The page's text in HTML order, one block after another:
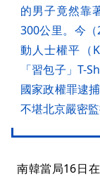
的男子竟然靠
300公里。今
動人士權平（
「習包子」T-
國家政權罪逮
不堪北京嚴密
南韓當局16日